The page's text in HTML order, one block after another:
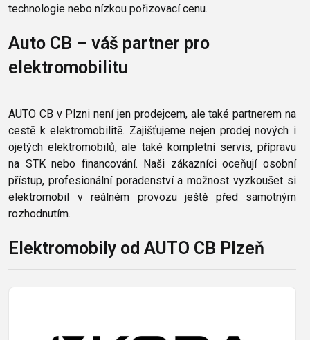
technologie nebo nízkou pořizovací cenu.
Auto CB – váš partner pro
elektromobilitu
AUTO CB v Plzni není jen prodejcem, ale také partnerem na
cestě k elektromobilitě. Zajišťujeme nejen prodej nových i
ojetých elektromobilů, ale také kompletní servis, přípravu
na STK nebo financování. Naši zákazníci oceňují osobní
přístup, profesionální poradenství a možnost vyzkoušet si
elektromobil v reálném provozu ještě před samotným
rozhodnutím.
Elektromobily od AUTO CB Plzeň